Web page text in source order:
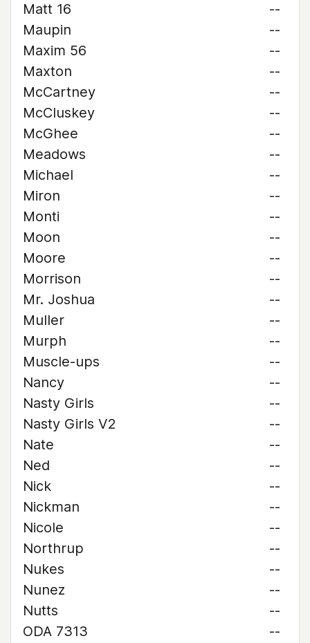
Matt 16
--
Maupin
--
Maxim 56
--
Maxton
--
McCartney
--
McCluskey
--
McGhee
--
Meadows
--
Michael
--
Miron
--
Monti
--
Moon
--
Moore
--
Morrison
--
Mr. Joshua
--
Muller
--
Murph
--
Muscle-ups
--
Nancy
--
Nasty Girls
--
Nasty Girls V2
--
Nate
--
Ned
--
Nick
--
Nickman
--
Nicole
--
Northrup
--
Nukes
--
Nunez
--
Nutts
--
ODA 7313
--